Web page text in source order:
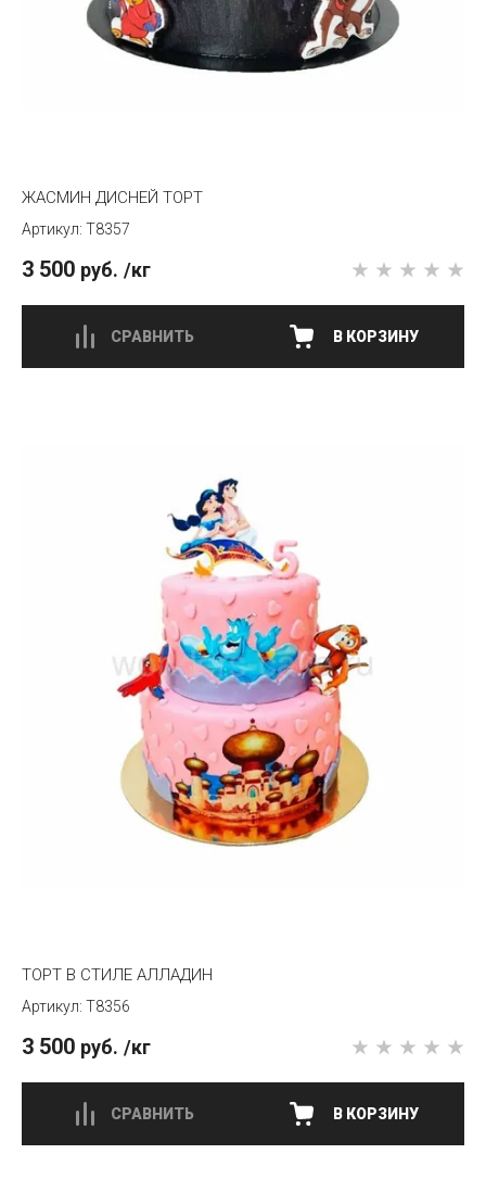
ЖАСМИН ДИСНЕЙ ТОРТ
T8357
3 500 руб. /кг
ТОРТ В СТИЛЕ АЛЛАДИН
T8356
3 500 руб. /кг